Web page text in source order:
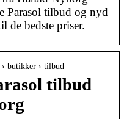
Parasol tilbud og nyd
de bedste priser.
butikker › tilbud
tilbud